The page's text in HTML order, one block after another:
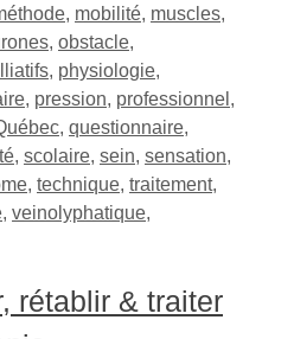
, mobilité, muscles,
, obstacle,
, physiologie,
, pression, professionnel ,
, questionnaire,
, scolaire, sein, sensation,
, technique, traitement,
, veinolyphatique,
rétablir & traiter